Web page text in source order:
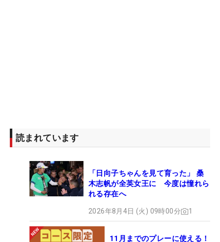
読まれています
「日向子ちゃんを見て育った」 桑
木志帆が全英女王に 今度は憧れら
れる存在へ
2026年8月4日 (火) 09時00分 1
11月までのプレーに使える！